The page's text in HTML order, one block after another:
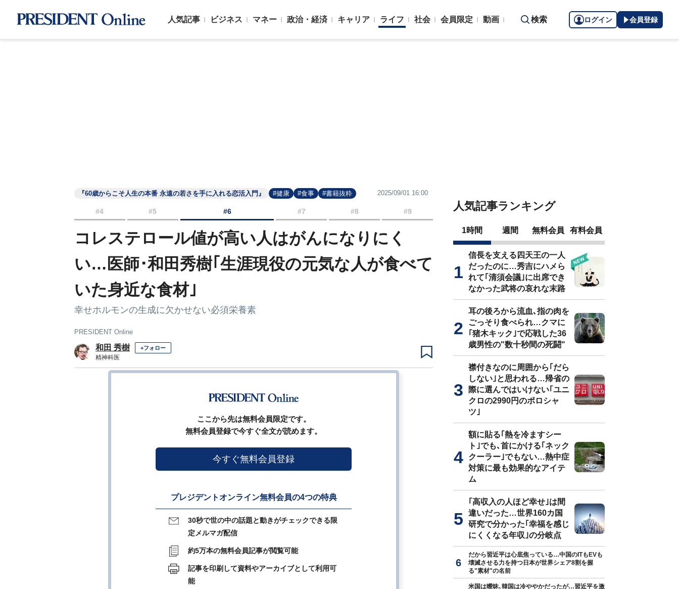
人気記事 ビジネス マネー 政治・経済 キャリア ライフ 社会 会員限定 動画 検索 ログイン 会員登録
『60歳からこそ人生の本番 永遠の若さを手に入れる恋活入門』 #健康 #食事 #書籍抜粋 2025/09/01 16:00
#4 #5 #6 #7 #8 #9
コレステロール値が高い人はがんになりにく
い…医師･和田秀樹｢生涯現役の元気な人が食べて
いた身近な食材｣
幸せホルモンの生成に欠かせない必須栄養素
PRESIDENT Online
和田 秀樹 +フォロー
精神科医
ここから先は無料会員限定です。
無料会員登録で今すぐ全文が読めます。
今すぐ無料会員登録
プレジデントオンライン無料会員の4つの特典
30秒で世の中の話題と動きがチェックできる限
定メルマガ配信
約5万本の無料会員記事が閲覧可能
記事を印刷して資料やアーカイブとして利用可
能
人気記事ランキング
1時間 週間 無料会員 有料会員
信長を支える四天王の一人
だったのに…秀吉にハメら
れて｢清須会議｣に出席でき
なかった武将の哀れな末路
耳の後ろから流血､指の肉を
ごっそり食べられ…クマに
｢猪木キック｣で応戦した36
歳男性の"数十秒間の死闘"
襟付きなのに周囲から｢だら
しない｣と思われる…帰省の
際に選んではいけない｢ユニ
クロの2990円のポロシャ
ツ｣
額に貼る｢熱を冷ますシー
ト｣でも､首にかける｢ネック
クーラー｣でもない…熱中症
対策に最も効果的なアイテ
ム
｢高収入の人ほど幸せ｣は間
違いだった…世界160カ国
研究で分かった｢幸福を感じ
にくくなる年収｣の分岐点
だから習近平は心底焦っている…中国のITもEVも
壊滅させる力を持つ日本が世界シェア8割を握
る"素材"の名前
米国は曖昧､韓国は冷ややかだったが…習近平を激